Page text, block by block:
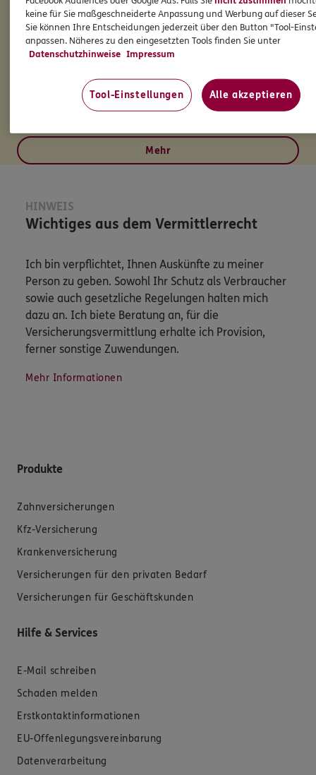
Tel: 07071/9208340
tobias.klink@ergo.de
Mehr
HINWEIS
Wichtiges aus dem Vermittlerrecht
Ich bin verpflichtet, Ihnen Auskünfte zu meiner
Person zu geben. Sowohl Ihr Schutz als Verbraucher
sowie auch gesetzliche Regelungen halten mich
dazu an. Ich biete Beratung an, für die
Versicherungsvermittlung erhalte ich Provision,
ferner sonstige Zuwendungen.
Mehr Informationen
Produkte
Zahnversicherungen
Kfz-Versicherung
Krankenversicherung
Versicherungen für den privaten Bedarf
Versicherungen für Geschäftskunden
Hilfe & Services
E-Mail schreiben
Schaden melden
Erstkontaktinformationen
EU-Offenlegungsvereinbarung
Datenverarbeitung
keine für Sie maßgeschneiderte Anpassung und Werbung auf dieser
Sie können Ihre Entscheidungen jederzeit über den Button "Tool-
anpassen. Näheres zu den eingesetzten Tools finden Sie unter
Datenschutzhinweise Impressum
Tool-Einstellungen Alle akzeptieren